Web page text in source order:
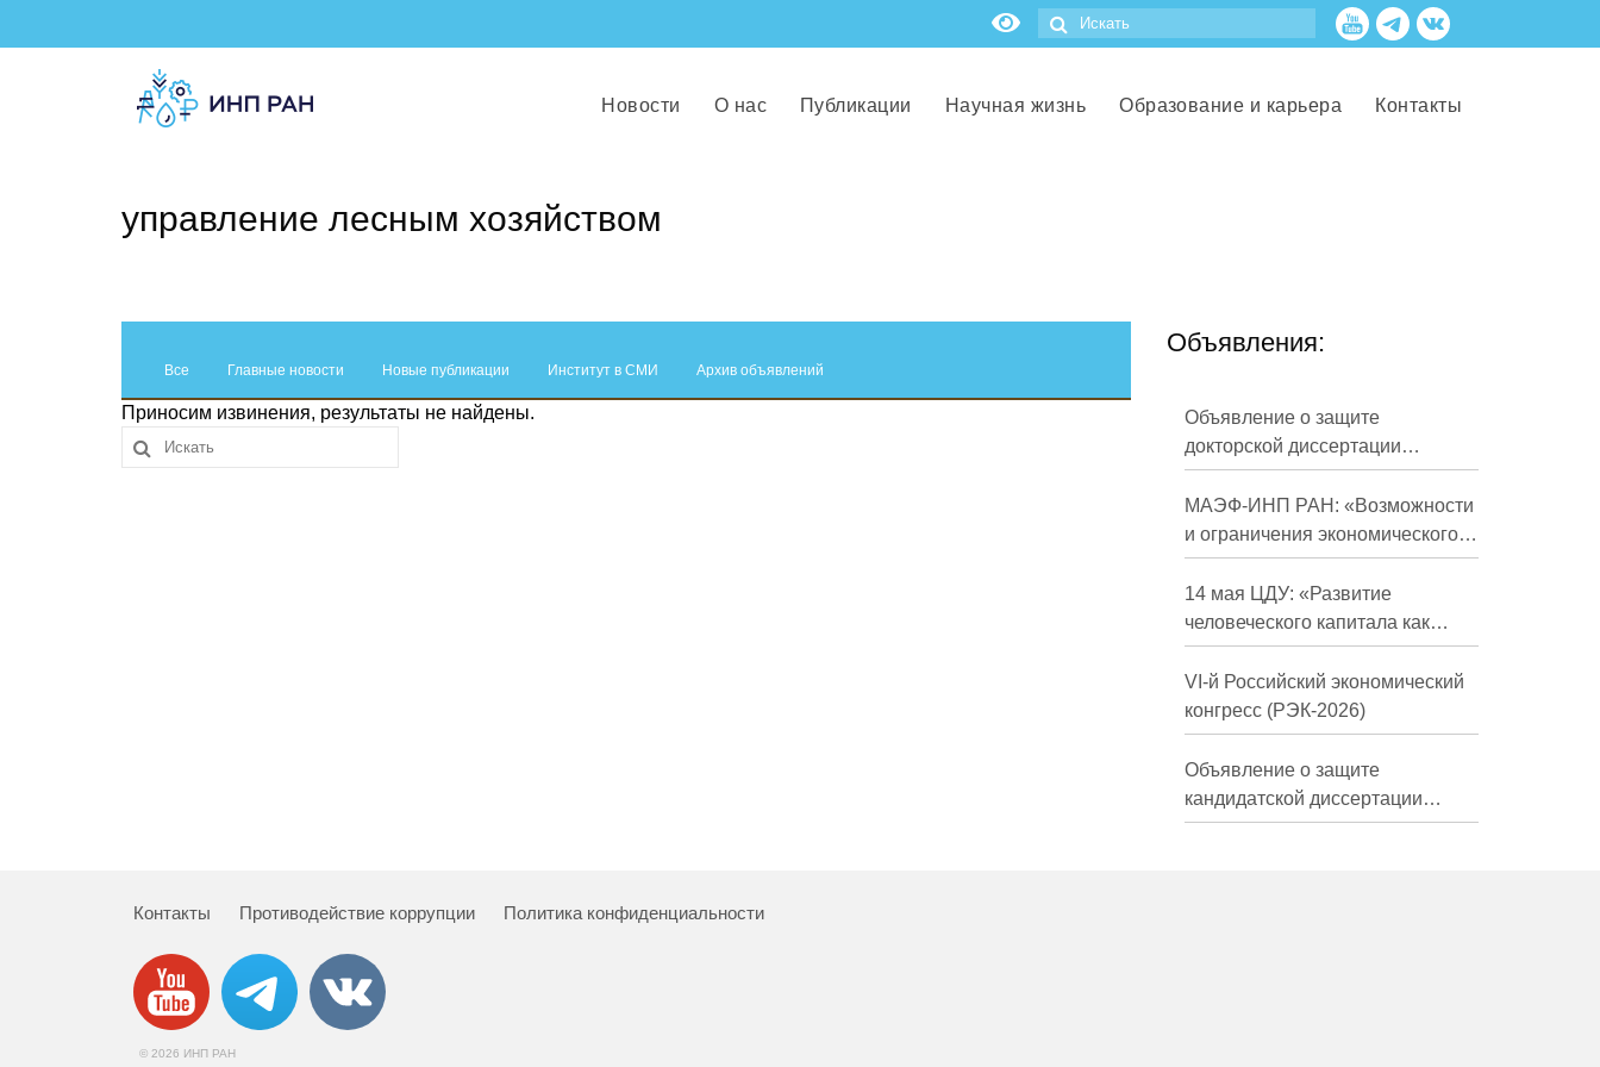
Новости О нас Публикации Научная жизнь Образование и карьера Контакты
управление лесным хозяйством
Все Главные новости Новые публикации Институт в СМИ Архив объявлений
Приносим извинения, результаты не найдены.
Объявления:
Объявление о защите
докторской диссертации
Кузнецова Михаила
Евгеньевича
МАЭФ-ИНП РАН: «Возможности
и ограничения экономического
развития России в средне- и
долгосрочной перспективе»
14 мая ЦДУ: «Развитие
человеческого капитала как
фактор экономического роста»
VI-й Российский экономический
конгресс (РЭК-2026)
Объявление о защите
кандидатской диссертации
Трындиной Николь Сергеевны
Контакты Противодействие коррупции Политика конфиденциальности
© 2026 ИНП РАН